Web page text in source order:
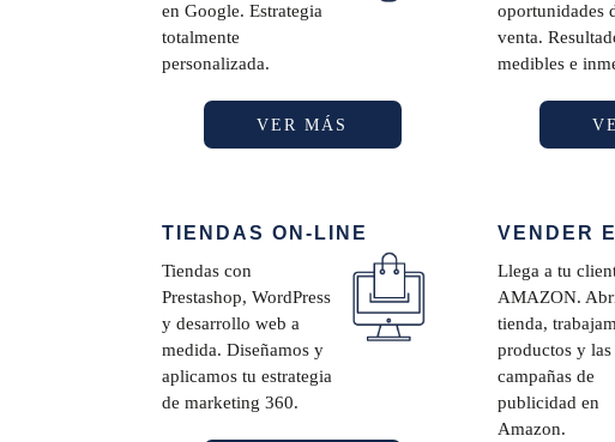
en Google. Estrategia
totalmente
personalizada.
VER MÁS
oportunidades
venta.
medibles e
TIENDAS ON-LINE
Tiendas con
Prestashop, WordPress
y desarrollo web a
medida. Diseñamos y
aplicamos tu estrategia
de marketing 360.
VENDER
Llega a tu
AMAZON.
tienda,
productos y las
campañas de
publicidad en
Amazon.